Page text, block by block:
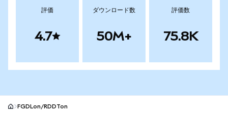
評価
4.7
ダウンロード数
50M+
評価数
75.8K
FGDLon/RDDTon